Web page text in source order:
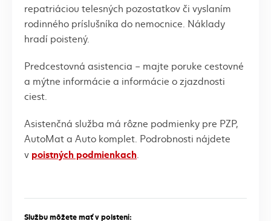
repatriáciou telesných pozostatkov či vyslaním
rodinného príslušníka do nemocnice. Náklady
hradí poistený.
Predcestovná asistencia – majte poruke cestovné
a mýtne informácie a informácie o zjazdnosti
ciest.
Asistenčná služba má rôzne podmienky pre PZP,
AutoMat a Auto komplet. Podrobnosti nájdete
v poistných podmienkach
Službu môžete mať v poistení: